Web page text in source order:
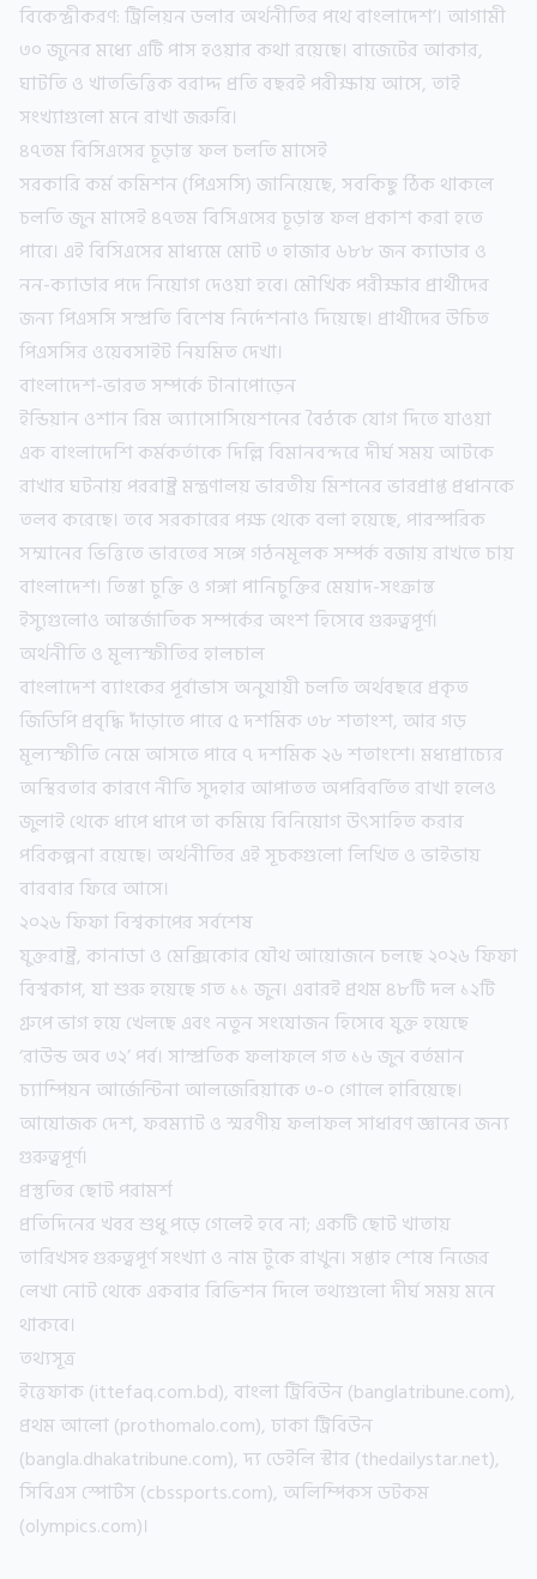
বিকেন্দ্রীকরণ: ট্রিলিয়ন ডলার অর্থনীতির পথে বাংলাদেশ’। আগামী
৩০ জুনের মধ্যে এটি পাস হওয়ার কথা রয়েছে। বাজেটের আকার,
ঘাটতি ও খাতভিত্তিক বরাদ্দ প্রতি বছরই পরীক্ষায় আসে, তাই
সংখ্যাগুলো মনে রাখা জরুরি।
৪৭তম বিসিএসের চূড়ান্ত ফল চলতি মাসেই
সরকারি কর্ম কমিশন (পিএসসি) জানিয়েছে, সবকিছু ঠিক থাকলে
চলতি জুন মাসেই ৪৭তম বিসিএসের চূড়ান্ত ফল প্রকাশ করা হতে
পারে। এই বিসিএসের মাধ্যমে মোট ৩ হাজার ৬৮৮ জন ক্যাডার ও
নন-ক্যাডার পদে নিয়োগ দেওয়া হবে। মৌখিক পরীক্ষার প্রার্থীদের
জন্য পিএসসি সম্প্রতি বিশেষ নির্দেশনাও দিয়েছে। প্রার্থীদের উচিত
পিএসসির ওয়েবসাইট নিয়মিত দেখা।
বাংলাদেশ-ভারত সম্পর্কে টানাপোড়েন
ইন্ডিয়ান ওশান রিম অ্যাসোসিয়েশনের বৈঠকে যোগ দিতে যাওয়া
এক বাংলাদেশি কর্মকর্তাকে দিল্লি বিমানবন্দরে দীর্ঘ সময় আটকে
রাখার ঘটনায় পররাষ্ট্র মন্ত্রণালয় ভারতীয় মিশনের ভারপ্রাপ্ত প্রধানকে
তলব করেছে। তবে সরকারের পক্ষ থেকে বলা হয়েছে, পারস্পরিক
সম্মানের ভিত্তিতে ভারতের সঙ্গে গঠনমূলক সম্পর্ক বজায় রাখতে চায়
বাংলাদেশ। তিস্তা চুক্তি ও গঙ্গা পানিচুক্তির মেয়াদ-সংক্রান্ত
ইস্যুগুলোও আন্তর্জাতিক সম্পর্কের অংশ হিসেবে গুরুত্বপূর্ণ।
অর্থনীতি ও মূল্যস্ফীতির হালচাল
বাংলাদেশ ব্যাংকের পূর্বাভাস অনুযায়ী চলতি অর্থবছরে প্রকৃত
জিডিপি প্রবৃদ্ধি দাঁড়াতে পারে ৫ দশমিক ৩৮ শতাংশ, আর গড়
মূল্যস্ফীতি নেমে আসতে পারে ৭ দশমিক ২৬ শতাংশে। মধ্যপ্রাচ্যের
অস্থিরতার কারণে নীতি সুদহার আপাতত অপরিবর্তিত রাখা হলেও
জুলাই থেকে ধাপে ধাপে তা কমিয়ে বিনিয়োগ উৎসাহিত করার
পরিকল্পনা রয়েছে। অর্থনীতির এই সূচকগুলো লিখিত ও ভাইভায়
বারবার ফিরে আসে।
২০২৬ ফিফা বিশ্বকাপের সর্বশেষ
যুক্তরাষ্ট্র, কানাডা ও মেক্সিকোর যৌথ আয়োজনে চলছে ২০২৬ ফিফা
বিশ্বকাপ, যা শুরু হয়েছে গত ১১ জুন। এবারই প্রথম ৪৮টি দল ১২টি
গ্রুপে ভাগ হয়ে খেলছে এবং নতুন সংযোজন হিসেবে যুক্ত হয়েছে
‘রাউন্ড অব ৩২’ পর্ব। সাম্প্রতিক ফলাফলে গত ১৬ জুন বর্তমান
চ্যাম্পিয়ন আর্জেন্টিনা আলজেরিয়াকে ৩-০ গোলে হারিয়েছে।
আয়োজক দেশ, ফরম্যাট ও স্মরণীয় ফলাফল সাধারণ জ্ঞানের জন্য
গুরুত্বপূর্ণ।
প্রস্তুতির ছোট পরামর্শ
প্রতিদিনের খবর শুধু পড়ে গেলেই হবে না; একটি ছোট খাতায়
তারিখসহ গুরুত্বপূর্ণ সংখ্যা ও নাম টুকে রাখুন। সপ্তাহ শেষে নিজের
লেখা নোট থেকে একবার রিভিশন দিলে তথ্যগুলো দীর্ঘ সময় মনে
থাকবে।
তথ্যসূত্র
ইত্তেফাক (ittefaq.com.bd), বাংলা ট্রিবিউন (banglatribune.com),
প্রথম আলো (prothomalo.com), ঢাকা ট্রিবিউন
(bangla.dhakatribune.com), দ্য ডেইলি স্টার (thedailystar.net),
সিবিএস স্পোর্টস (cbssports.com), অলিম্পিকস ডটকম
(olympics.com)।